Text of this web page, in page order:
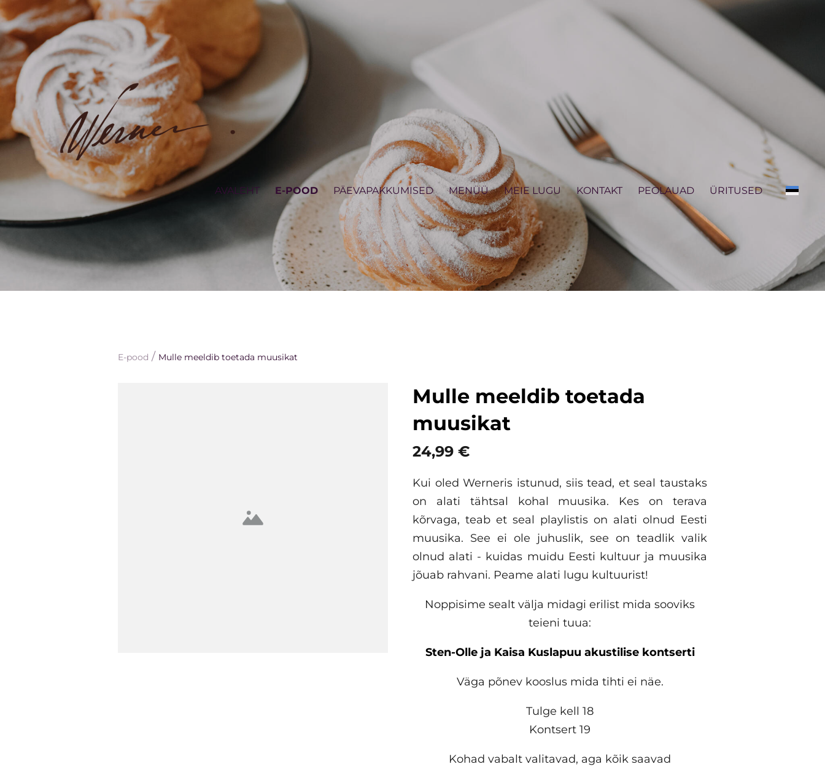
AVALEHT E-POOD PÄEVAPAKKUMISED MENÜÜ MEIE LUGU KONTAKT PEOLAUAD ÜRITUSED
E-pood / Mulle meeldib toetada muusikat
Mulle meeldib toetada
muusikat
24,99 €
Kui oled Werneris istunud, siis tead, et seal taustaks
on alati tähtsal kohal muusika. Kes on terava
kõrvaga, teab et seal playlistis on alati olnud Eesti
muusika. See ei ole juhuslik, see on teadlik valik
olnud alati - kuidas muidu Eesti kultuur ja muusika
jõuab rahvani. Peame alati lugu kultuurist!
Noppisime sealt välja midagi erilist mida sooviks
teieni tuua:
Sten-Olle ja Kaisa Kuslapuu akustilise kontserti
Väga põnev kooslus mida tihti ei näe.
Tulge kell 18
Kontsert 19
Kohad vabalt valitavad, aga kõik saavad